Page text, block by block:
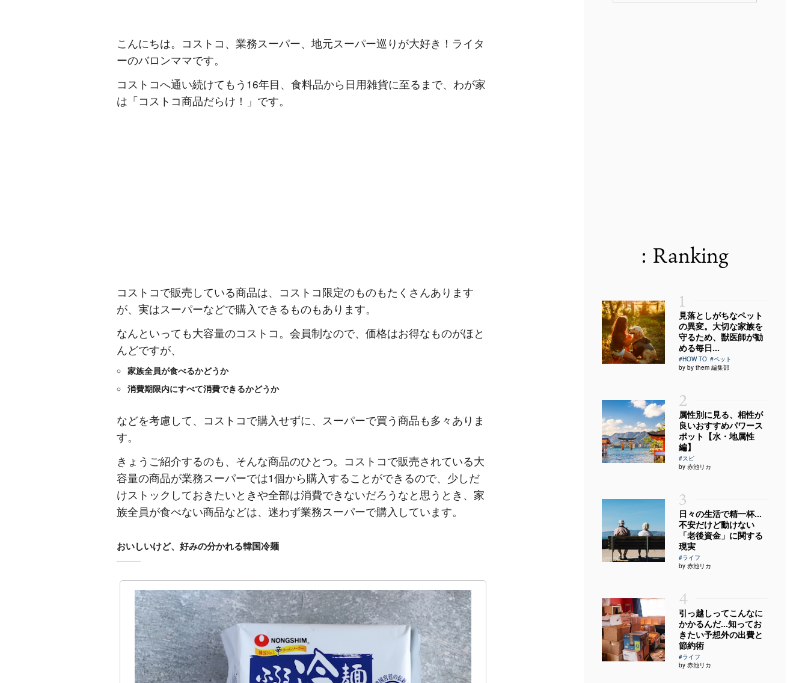
こんにちは。コストコ、業務スーパー、地元スーパー巡りが大好き！ライタ
ーのバロンママです。
コストコへ通い続けてもう16年目、食料品から日用雑貨に至るまで、わが家
は「コストコ商品だらけ！」です。
コストコで販売している商品は、コストコ限定のものもたくさんあります
が、実はスーパーなどで購入できるものもあります。
なんといっても大容量のコストコ。会員制なので、価格はお得なものがほと
んどですが、
家族全員が食べるかどうか
消費期限内にすべて消費できるかどうか
などを考慮して、コストコで購入せずに、スーパーで買う商品も多々ありま
す。
きょうご紹介するのも、そんな商品のひとつ。コストコで販売されている大
容量の商品が業務スーパーでは1個から購入することができるので、少しだ
けストックしておきたいときや全部は消費できないだろうなと思うとき、家
族全員が食べない商品などは、迷わず業務スーパーで購入しています。
おいしいけど、好みの分かれる韓国冷麺
: Ranking
1
見落としがちなペット
の異変。大切な家族を
守るため、獣医師が勧
める毎日...
#HOW TO #ペット
by by them 編集部
2
属性別に見る、相性が
良いおすすめパワース
ポット【水・地属性
編】
#スピ
by 赤池リカ
3
日々の生活で精一杯…
不安だけど動けない
「老後資金」に関する
現実
#ライフ
by 赤池リカ
4
引っ越しってこんなに
かかるんだ…知ってお
きたい予想外の出費と
節約術
#ライフ
by 赤池リカ